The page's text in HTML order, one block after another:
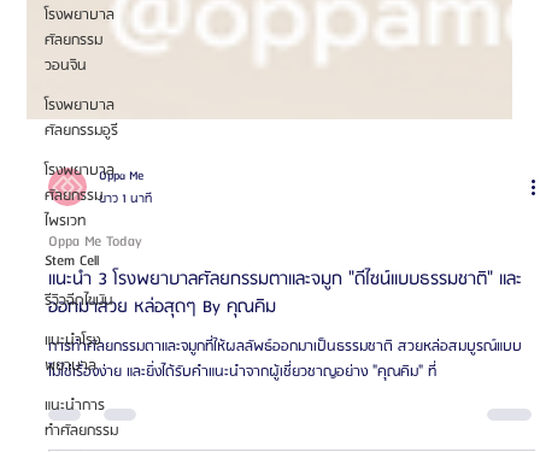
โรงพยาบาล
ศัลยกรรม
วอนจิน
โรงพยาบาล
ศัลยกรรมอูรี
โรงพยาบาล
ศัลยกรรม
ไพรเวท
Stem Cell
รีวิวฉีดไขมัน
แนะนำโรง
พยาบาล
แนะนำการ
ทำศัลยกรรม
ยาว 1 นาที